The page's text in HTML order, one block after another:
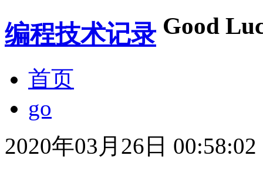
编程技术记录 Good
首页
go
2020年03月26日 00:58:02